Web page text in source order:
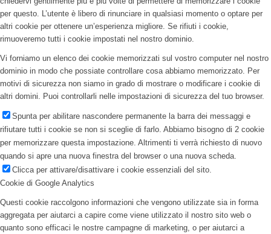
per questo. L’utente è libero di rinunciare in qualsiasi momento o optare per
altri cookie per ottenere un’esperienza migliore. Se rifiuti i cookie,
rimuoveremo tutti i cookie impostati nel nostro dominio.
Vi forniamo un elenco dei cookie memorizzati sul vostro computer nel nostro
dominio in modo che possiate controllare cosa abbiamo memorizzato. Per
motivi di sicurezza non siamo in grado di mostrare o modificare i cookie di
altri domini. Puoi controllarli nelle impostazioni di sicurezza del tuo browser.
Spunta per abilitare nascondere permanente la barra dei messaggi e
rifiutare tutti i cookie se non si sceglie di farlo. Abbiamo bisogno di 2 cookie
per memorizzare questa impostazione. Altrimenti ti verrà richiesto di nuovo
quando si apre una nuova finestra del browser o una nuova scheda.
Clicca per attivare/disattivare i cookie essenziali del sito.
Cookie di Google Analytics
Questi cookie raccolgono informazioni che vengono utilizzate sia in forma
aggregata per aiutarci a capire come viene utilizzato il nostro sito web o
quanto sono efficaci le nostre campagne di marketing, o per aiutarci a